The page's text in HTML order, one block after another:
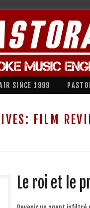
SINCE 1999
FILM
Le roi et le